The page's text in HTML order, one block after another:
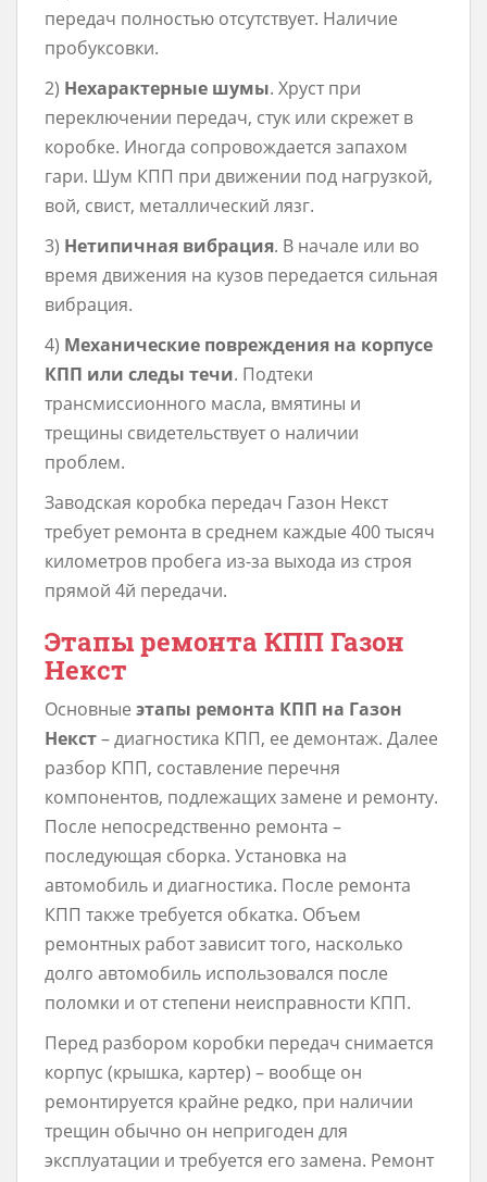
передач полностью отсутствует. Наличие
пробуксовки.
2) Нехарактерные шумы. Хруст при
переключении передач, стук или скрежет в
коробке. Иногда сопровождается запахом
гари. Шум КПП при движении под нагрузкой,
вой, свист, металлический лязг.
3) Нетипичная вибрация. В начале или во
время движения на кузов передается сильная
вибрация.
4) Механические повреждения на корпусе
КПП или следы течи. Подтеки
трансмиссионного масла, вмятины и
трещины свидетельствует о наличии
проблем.
Заводская коробка передач Газон Некст
требует ремонта в среднем каждые 400 тысяч
километров пробега из-за выхода из строя
прямой 4й передачи.
Этапы ремонта КПП Газон
Некст
Основные этапы ремонта КПП на Газон
Некст– диагностика КПП, ее демонтаж. Далее
разбор КПП, составление перечня
компонентов, подлежащих замене и ремонту.
После непосредственно ремонта –
последующая сборка. Установка на
автомобиль и диагностика. После ремонта
КПП также требуется обкатка. Объем
ремонтных работ зависит того, насколько
долго автомобиль использовался после
поломки и от степени неисправности КПП.
Перед разбором коробки передач снимается
корпус (крышка, картер) – вообще он
ремонтируется крайне редко, при наличии
трещин обычно он непригоден для
эксплуатации и требуется его замена. Ремонт